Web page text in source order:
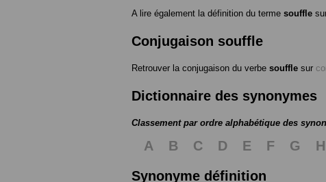
A lire également la définition du terme souffle
Conjugaison souffle
Retrouver la conjugaison du verbe souffle sur
Dictionnaire des synonymes
Classement par ordre alphabétique des
A B C D E F G H
Synonyme définition